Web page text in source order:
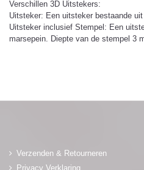
Verschillen 3D Uitstekers:
Uitsteker: Een uitsteker bestaande
Uitsteker inclusief Stempel: Een
marsepein. Diepte van de stempel 3
Verzenden & Retourneren
Privacy Verklaring